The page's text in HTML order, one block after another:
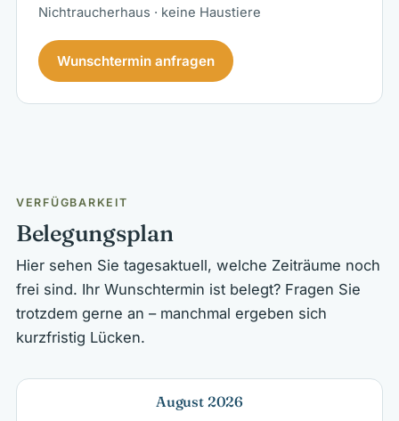
Nichtraucherhaus · keine Haustiere
Wunschtermin anfragen
VERFÜGBARKEIT
Belegungsplan
Hier sehen Sie tagesaktuell, welche Zeiträume noch
frei sind. Ihr Wunschtermin ist belegt? Fragen Sie
trotzdem gerne an – manchmal ergeben sich
kurzfristig Lücken.
August 2026